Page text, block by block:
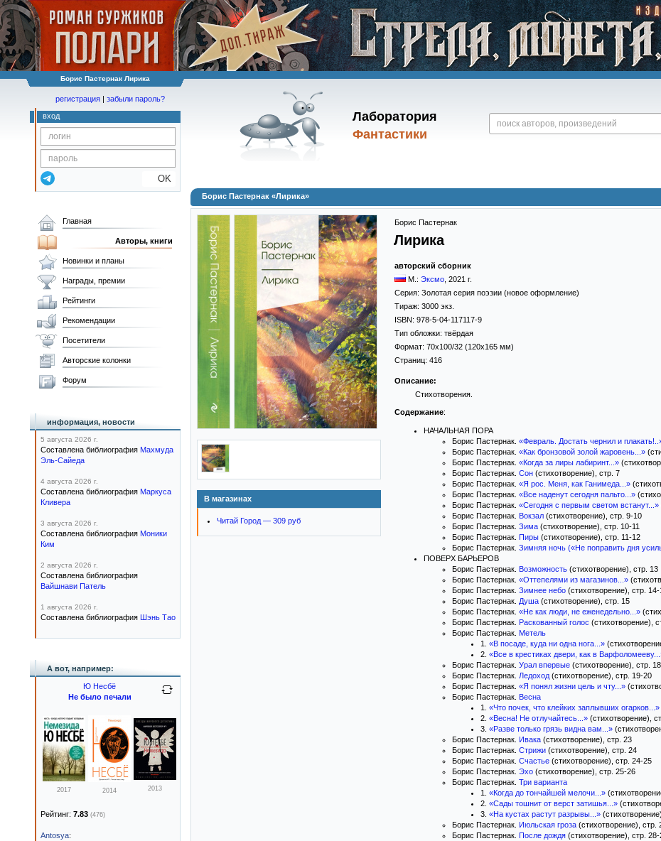
Борис Пастернак Лирика
Лаборатория
Фантастики
регистрация | забыли пароль?
вход
OK
Борис Пастернак «Лирика»
В магазинах
Читай Город — 309 руб
Борис Пастернак
Лирика
авторский сборник
М.: Эксмо 2021 г.
Серия: Золотая серия поэзии (новое оформление)
Тираж: 3000 экз.
ISBN: 978-5-04-117117-9
Тип обложки: твёрдая
Формат: 70x100/32 (120x165 мм)
Страниц: 416
Описание:
Стихотворения.
Содержание:
НАЧАЛЬНАЯ ПОРА
Борис Пастернак. «Февраль. Достать чернил и
Борис Пастернак. «Как бронзовой золой жаровень...»
Борис Пастернак. «Когда за лиры лабиринт...»
Борис Пастернак. Сон (стихотворение), стр. 7
Борис Пастернак. «Я рос. Меня, как Ганимеда...»
Борис Пастернак. «Все наденут сегодня пальто...»
Борис Пастернак. «Сегодня с первым светом встанут...»
Борис Пастернак. Вокзал (стихотворение), стр. 9-10
Борис Пастернак. Зима (стихотворение), стр. 10-11
Борис Пастернак. Пиры (стихотворение), стр. 11-12
Борис Пастернак. Зимняя ночь («Не поправить дня
ПОВЕРХ БАРЬЕРОВ
Борис Пастернак. Возможность (стихотворение), стр. 13
Борис Пастернак. «Оттепелями из магазинов...»
Борис Пастернак. Зимнее небо (стихотворение), стр. 14-
Борис Пастернак. Душа (стихотворение), стр. 15
Борис Пастернак. «Не как люди, не еженедельно...»
Борис Пастернак. Раскованный голос (стихотворение),
Борис Пастернак. Метель
1. «В посаде, куда ни одна нога...»
2. «Все в крестиках двери, как в
Борис Пастернак. Урал впервые (стихотворение), стр.
Борис Пастернак. Ледоход (стихотворение), стр. 19-20
Борис Пастернак. «Я понял жизни цель и чту...»
Борис Пастернак. Весна
1. «Что почек, что клейких заплывших огарков...»
2. «Весна! Не отлучайтесь...» (стихотворение),
3. «Разве только грязь видна вам...»
Борис Пастернак. Ивака (стихотворение), стр. 23
Борис Пастернак. Стрижи (стихотворение), стр. 24
Борис Пастернак. Счастье (стихотворение), стр. 24-25
Борис Пастернак. Эхо (стихотворение), стр. 25-26
Борис Пастернак. Три варианта
1. «Когда до тончайшей мелочи...»
2. «Сады тошнит от верст затишья...»
3. «На кустах растут разрывы...»
Борис Пастернак. Июльская гроза (стихотворение), стр.
Борис Пастернак. После дождя (стихотворение), стр. 28-
Главная
Авторы, книги
Новинки и планы
Награды, премии
Рейтинги
Рекомендации
Посетители
Авторские колонки
Форум
информация, новости
5 августа 2026 г.
Составлена библиография Махмуда
Эль-Сайеда
4 августа 2026 г.
Составлена библиография Маркуса
Кливера
3 августа 2026 г.
Составлена библиография Моники
Ким
2 августа 2026 г.
Составлена библиография
Вайшнави Патель
1 августа 2026 г.
Составлена библиография Шэнь Тао
А вот, например:
Ю Несбё
Не было печали
2017 2014 2013
Рейтинг: 7.83 (476)
Antosya: